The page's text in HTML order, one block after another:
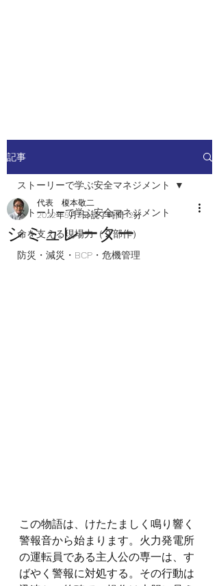
記事
ストーリーで学ぶ安全マネジメント
命を支える現場力（２部作）
防災・減災・BCP・危機管理
ストーリーで学ぶ安全マネジメント
シミュレーター
代表 榎本敬二
2022年5月3日読了時間: 2分
この物語は、けたたましく鳴り響く
警報音から始まります。火力発電所
の運転員である主人公の専一は、す
ばやく警報に対処する。その行動は